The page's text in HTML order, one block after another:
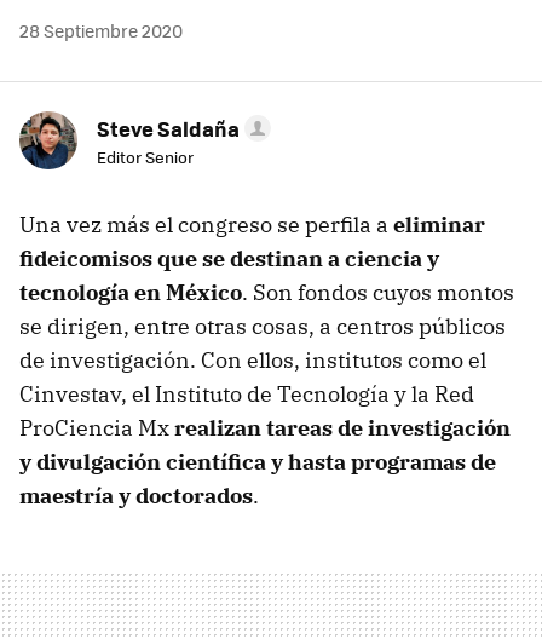
28 Septiembre 2020
Steve Saldaña
Editor Senior
Una vez más el congreso se perfila a eliminar
fideicomisos que se destinan a ciencia y
tecnología en México. Son fondos cuyos montos
se dirigen, entre otras cosas, a centros públicos
de investigación. Con ellos, institutos como el
Cinvestav, el Instituto de Tecnología y la Red
ProCiencia Mxrealizan tareas de investigación
y divulgación científica y hasta programas de
maestría y doctorados.